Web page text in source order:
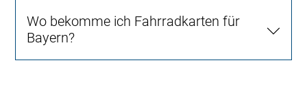
Wo bekomme ich Fahrradkarten für
Bayern?